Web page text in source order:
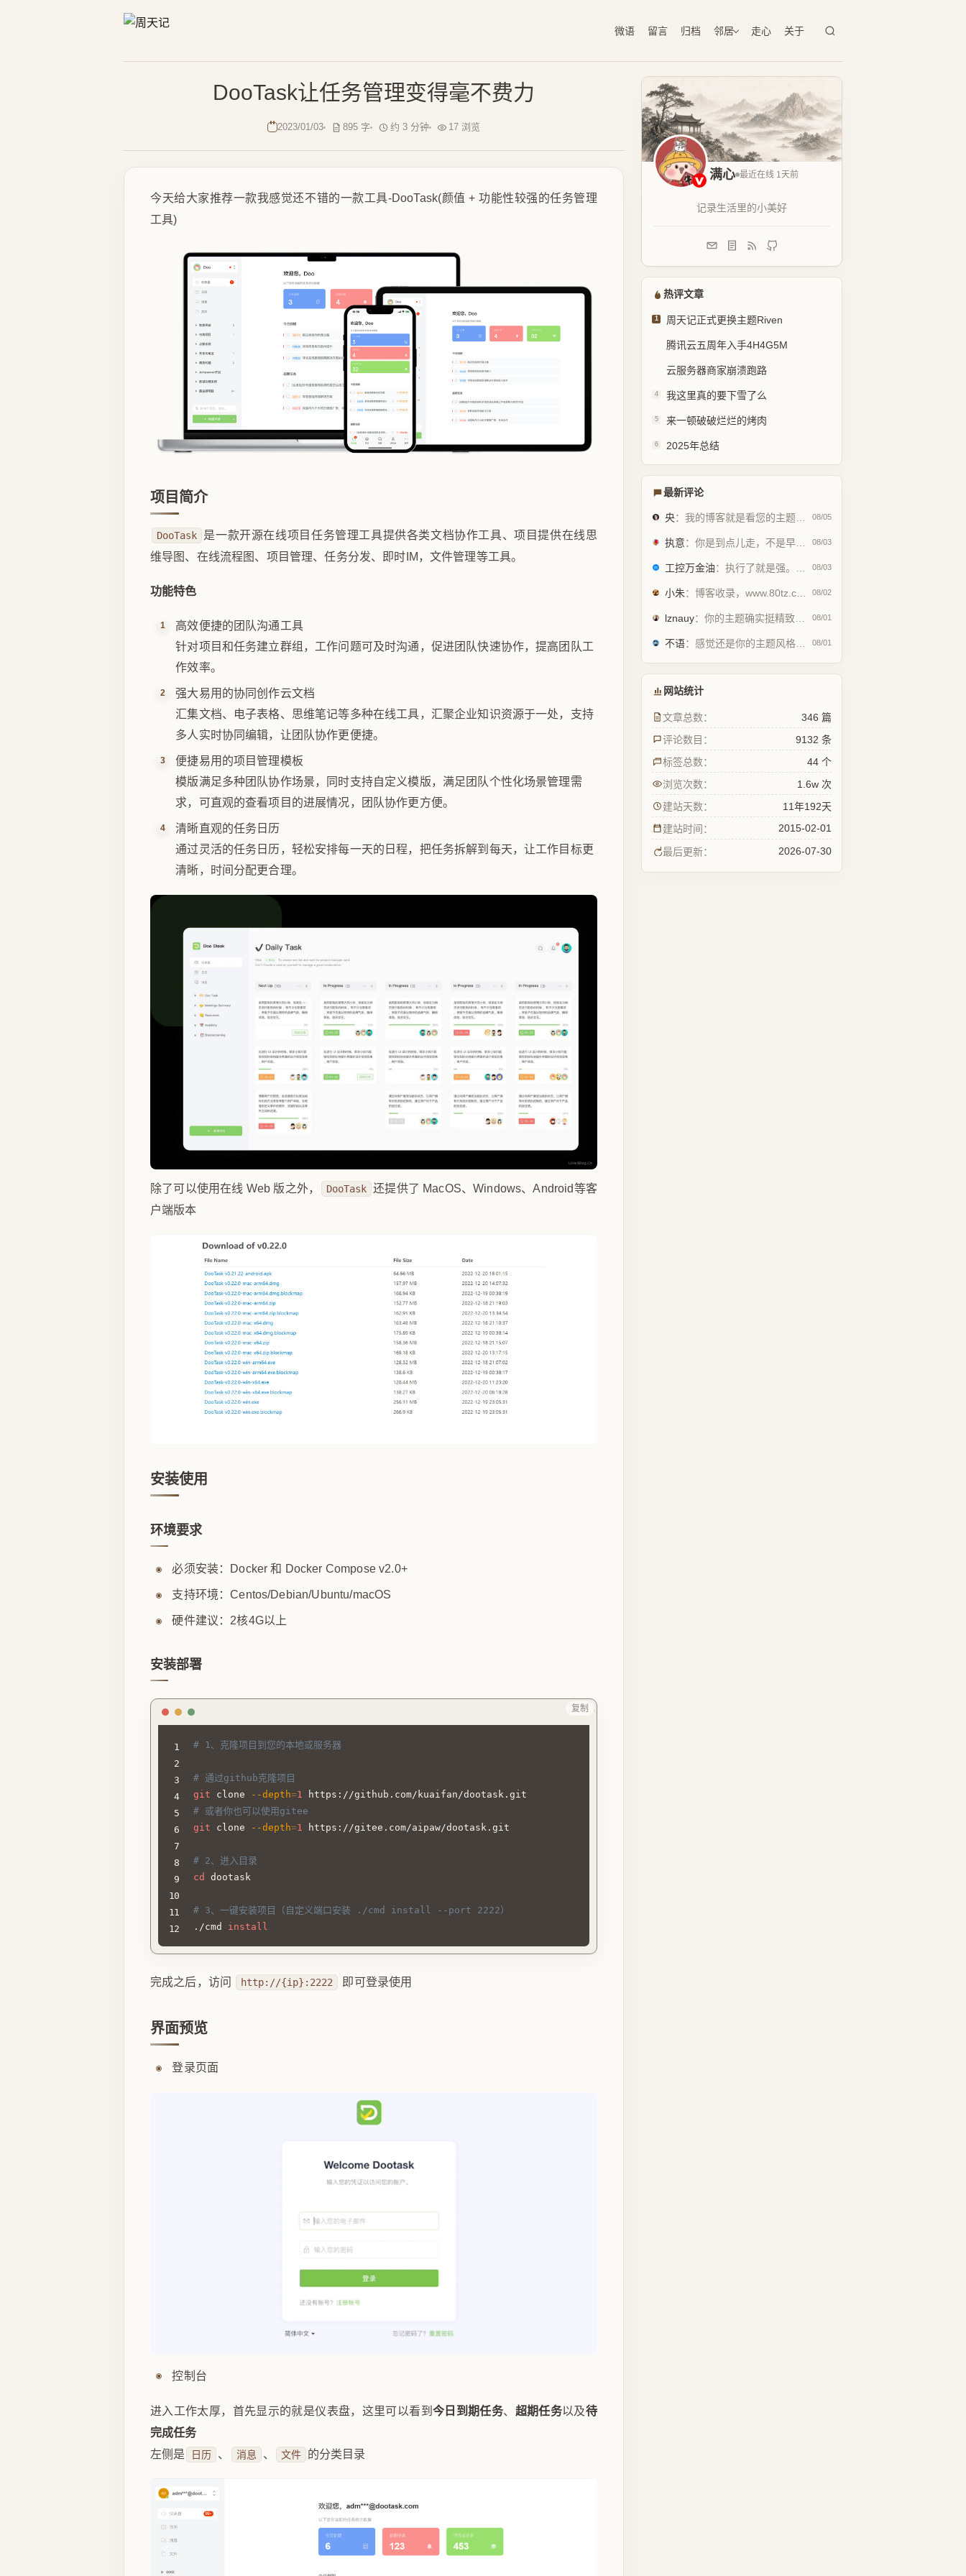
微语 留言 归档 邻居 走心 关于
DooTask让任务管理变得毫不费力
2023/01/03 895 字 约 3 分钟 17 浏览
今天给大家推荐一款我感觉还不错的一款工具-DooTask(颜值 + 功能性较强的任务管理
工具)
项目简介
DooTask
是一款开源在线项目任务管理工具提供各类文档协作工具、项目提供在线思
维导图、在线流程图、项目管理、任务分发、即时IM，文件管理等工具。
功能特色
高效便捷的团队沟通工具
针对项目和任务建立群组，工作问题可及时沟通，促进团队快速协作，提高团队工
作效率。
强大易用的协同创作云文档
汇集文档、电子表格、思维笔记等多种在线工具，汇聚企业知识资源于一处，支持
多人实时协同编辑，让团队协作更便捷。
便捷易用的项目管理模板
模版满足多种团队协作场景，同时支持自定义模版，满足团队个性化场景管理需
求，可直观的查看项目的进展情况，团队协作更方便。
清晰直观的任务日历
通过灵活的任务日历，轻松安排每一天的日程，把任务拆解到每天，让工作目标更
清晰，时间分配更合理。
除了可以使用在线 Web 版之外， DooTask 还提供了 MacOS、Windows、Android等客
户端版本
安装使用
环境要求
必须安装：Docker 和 Docker Compose v2.0+
支持环境：Centos/Debian/Ubuntu/macOS
硬件建议：2核4G以上
安装部署
# 1、克隆项目到您的本地或服务器
# 通过github克隆项目
git clone --depth=1
# 或者你也可以使用gitee
git clone --depth=1 https://gitee.com/aipaw/dootask.git
# 2、进入目录
cd
dootask
# 3、一键安装项目（自定义端口安装 ./cmd install --port 2222）
./cmd install
复制Sh
完成之后，访问 http://{ip}:2222 即可登录使用
界面预览
登录页面
控制台
进入工作太厚，首先显示的就是仪表盘，这里可以看到 今日到期任务、 超期任务以及待
完成任务
左侧是
日历 、 消息 、 文件 的分类目录
满心 最近在线 1天前
记录生活里的小美好
热评文章
1 周天记正式更换主题Riven
腾讯云五周年入手4H4G5M
云服务器商家崩溃跑路
4 我这里真的要下雪了么
5 来一顿破破烂烂的烤肉
6 2025年总结
最新评论
央：我的博客就是看您的主题魔改的。现在好多人用你这个AI做的，就否定别人... 08/05
执意：你是到点儿走，不是早走，怕啥 08/03
工控万金油：执行了就是强。但这个质量问题不应该由物业或是房产公司来处理吗😂 08/03
小朱：博客收录，www.80tz.cn😊 08/02
lznauy：你的主题确实挺精致的，一看就是花很多时间打磨的，现在都是用AI写代码... 08/01
不语：感觉还是你的主题风格好看 08/01
网站统计
文章总数：
346 篇
评论数目：
9132 条
标签总数：
44 个
浏览次数：
1.6w 次
建站天数：
11年192天
建站时间：
2015-02-01
最后更新： 2026-07-30